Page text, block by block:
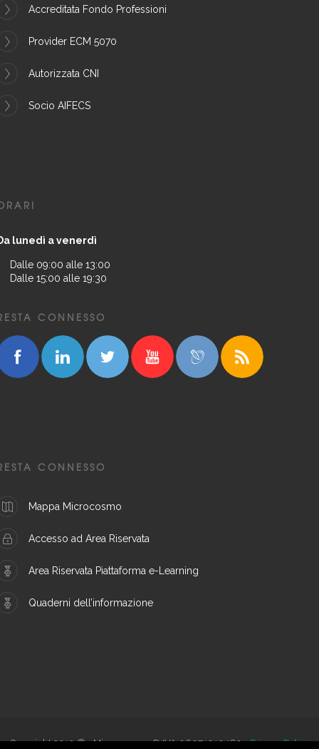
Accreditata Fondo Professioni
Provider ECM 5070
Autorizzata CNI
Socio AIFECS
lunedì a venerdì
Dalle 09:00 alle 13:00
Dalle 15:00 alle 19:30
CONNESSO
CONNESSO
Mappa Microcosmo
Accesso ad Area Riservata
Area Riservata Piattaforma e-Learning
Quaderni dell’informazione
Copyright 2019 © - Microcosmo - P. IVA 06071010489 -Privacy Policy